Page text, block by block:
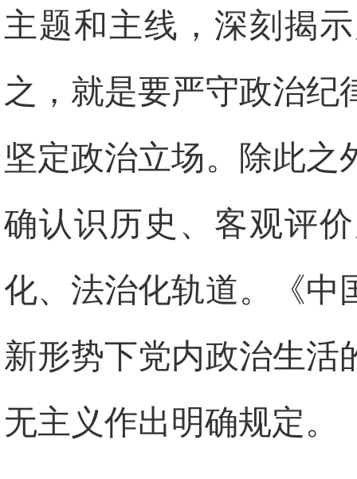
主题和主线，深刻揭
之，就是要严守政治纪
坚定政治立场。除此之
确认识历史、客观评
化、法治化轨道。《中
新形势下党内政治生活
无主义作出明确规定。